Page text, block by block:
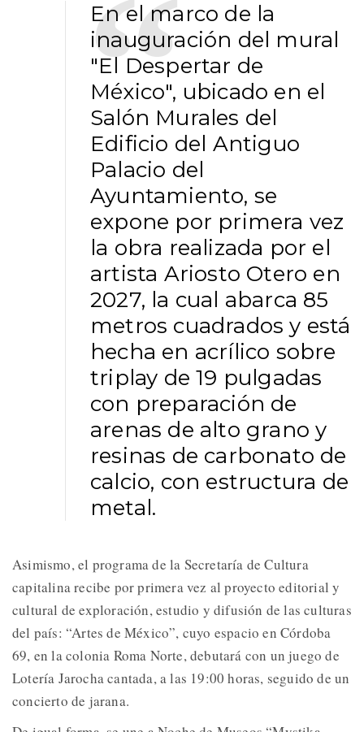
En el marco de la
inauguración del mural
"El Despertar de
México", ubicado en el
Salón Murales del
Edificio del Antiguo
Palacio del
Ayuntamiento, se
expone por primera vez
la obra realizada por el
artista Ariosto Otero en
2027, la cual abarca 85
metros cuadrados y está
hecha en acrílico sobre
triplay de 19 pulgadas
con preparación de
arenas de alto grano y
resinas de carbonato de
calcio, con estructura de
metal.
Asimismo, el programa de la Secretaría de Cultura
capitalina recibe por primera vez al proyecto editorial y
cultural de exploración, estudio y difusión de las culturas
del país: “Artes de México”, cuyo espacio en Córdoba
69, en la colonia Roma Norte, debutará con un juego de
Lotería Jarocha cantada, a las 19:00 horas, seguido de un
concierto de jarana.